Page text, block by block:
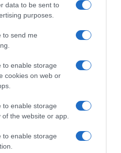
data to be sent to
purposes.
to send me
to enable storage
cookies on web or
to enable storage
the website or app.
to enable storage
ΖΩΔΙΑ